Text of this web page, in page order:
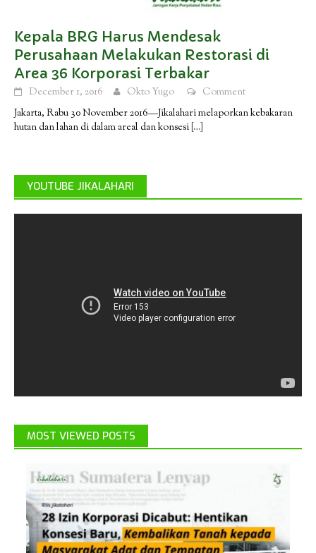
Kepala BRG Harus Mendesak
Perusahaan Melakukan Restorasi di
Area 36 Korporasi Terbakar
December 1, 2016 Okto Yugo
Comment
Jakarta, Rabu 30 November 2016—Jikalahari melaporkan kebakaran
hutan dan lahan di dalam areal dan konsesi […]
YOUTUBE JIKALAHARI
MOST VIEWED POSTS